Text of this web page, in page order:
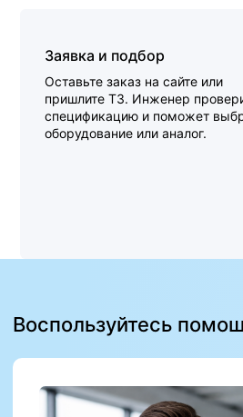
Заявка и подбор
Оставьте заказ на сайте или
пришлите ТЗ. Инженер
спецификацию и поможет
оборудование или аналог.
Воспользуйтесь